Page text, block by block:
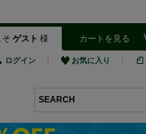
そ ゲスト 様 カートを見る
ログイン お気に入り